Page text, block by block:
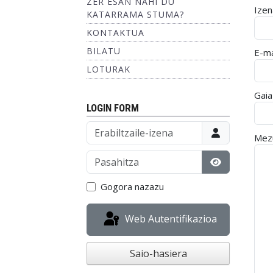
KATARRAMA STUMA?
KONTAKTUA
BILATU
LOTURAK
LOGIN FORM
Erabiltzaile-izena
Pasahitza
Erakutsi
Gogora nazazu
Web Autentifikazioa
Saio-hasiera
E-
Gaia